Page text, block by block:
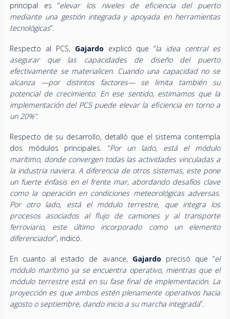
principal es “elevar los niveles de eficiencia del puerto
mediante una gestión integrada y apoyada en herramientas
tecnológicas”.
Respecto al PCS, Gajardo explicó que “la idea central es
asegurar que las capacidades de diseño del puerto
efectivamente se materialicen. Cuando una capacidad no se
alcanza —por distintos factores— se limita también su
potencial de crecimiento. En ese sentido, estimamos que la
implementación del PCS puede elevar la eficiencia en torno a
un 20%”.
Respecto de su desarrollo, detalló que el sistema contempla
dos módulos principales. “Por un lado, está el módulo
marítimo, donde convergen todas las actividades vinculadas a
la industria naviera. A diferencia de otros sistemas, este pone
un fuerte énfasis en el frente mar, abordando desafíos clave
como la operación en condiciones meteorológicas adversas.
Por otro lado, está el módulo terrestre, que integra los
procesos asociados al flujo de camiones y al transporte
ferroviario, este último incorporado como un elemento
diferenciador”, indicó.
En cuanto al estado de avance, Gajardoprecisó que “el
módulo marítimo ya se encuentra operativo, mientras que el
módulo terrestre está en su fase final de implementación. La
proyección es que ambos estén plenamente operativos hacia
agosto o septiembre, dando inicio a su marcha integrada”.